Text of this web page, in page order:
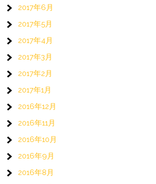
2017年6月
2017年5月
2017年4月
2017年3月
2017年2月
2017年1月
2016年12月
2016年11月
2016年10月
2016年9月
2016年8月